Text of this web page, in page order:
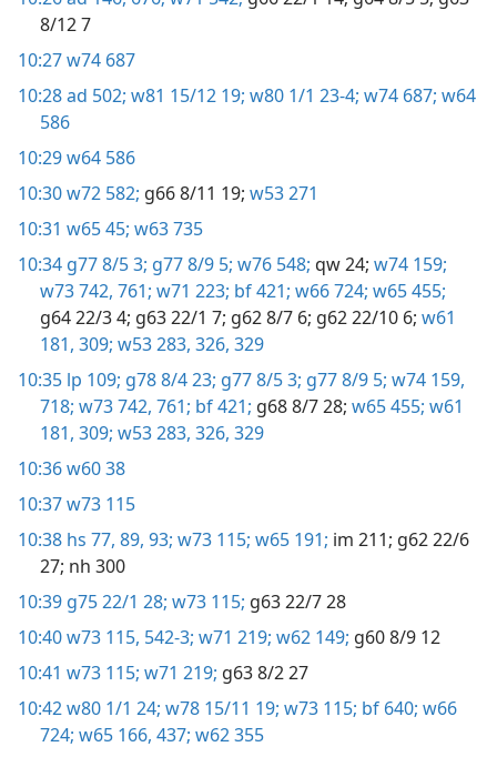
8/12 7
10:27w74 687
10:28ad 502; w81 15/12 19; w80 1/1 23-4; w74 687; w64
586
10:29w64 586
10:30w72 582; g66 8/11 19; w53 271
10:31 w65 45; w63 735
10:34 g77 8/5 3; g77 8/9 5; w76 548; qw 24; w74 159;
w73 742, 761; w71 223; bf 421; w66 724; w65 455;
g64 22/3 4; g63 22/1 7; g62 8/7 6; g62 22/10 6; w61
181, 309; w53 283, 326, 329
10:35 lp 109; g78 8/4 23; g77 8/5 3; g77 8/9 5; w74 159,
718; w73 742, 761; bf 421; g68 8/7 28; w65 455; w61
181, 309; w53 283, 326, 329
10:36w60 38
10:37w73 115
10:38 hs 77, 89, 93; w73 115; w65 191; im 211; g62 22/6
27; nh 300
10:39 g75 22/1 28; w73 115; g63 22/7 28
10:40w73 115, 542-3; w71 219; w62 149; g60 8/9 12
10:41 w73 115; w71 219; g63 8/2 27
10:42w80 1/1 24; w78 15/11 19; w73 115; bf 640; w66
724; w65 166, 437; w62 355